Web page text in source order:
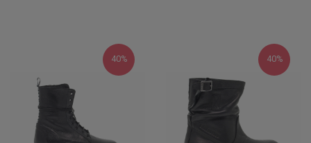
40% 40%